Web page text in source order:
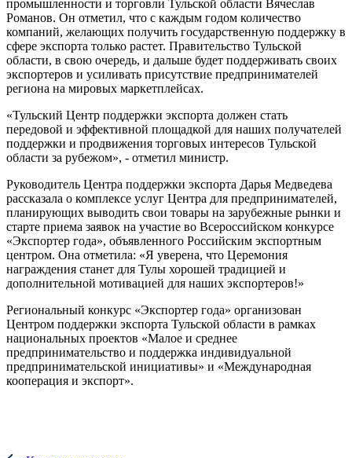
промышленности и торговли Тульской области Вячеслав
Романов. Он отметил, что с каждым годом количество
компаний, желающих получить государственную поддержку в
сфере экспорта только растет. Правительство Тульской
области, в свою очередь, и дальше будет поддерживать своих
экспортеров и усиливать присутствие предпринимателей
региона на мировых маркетплейсах.
«Тульский Центр поддержки экспорта должен стать
передовой и эффективной площадкой для наших получателей
поддержки и продвижения торговых интересов Тульской
области за рубежом», - отметил министр.
Руководитель Центра поддержки экспорта Дарья Медведева
рассказала о комплексе услуг Центра для предпринимателей,
планирующих выводить свои товары на зарубежные рынки и
старте приема заявок на участие во Всероссийском конкурсе
«Экспортер года», объявленного Российским экспортным
центром. Она отметила: «Я уверена, что Церемония
награждения станет для Тулы хорошей традицией и
дополнительной мотивацией для наших экспортеров!»
Региональный конкурс «Экспортер года» организован
Центром поддержки экспорта Тульской области в рамках
национальных проектов «Малое и среднее
предпринимательство и поддержка индивидуальной
предпринимательской инициативы» и «Международная
кооперация и экспорт».